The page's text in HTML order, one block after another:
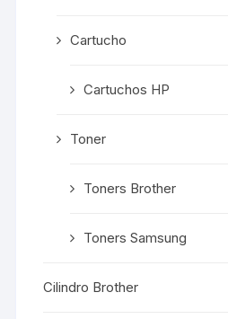
Cartucho
Cartuchos HP
Toner
Toners Brother
Toners Samsung
Cilindro Brother